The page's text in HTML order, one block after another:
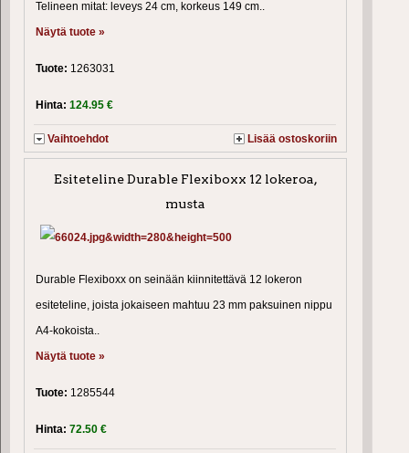
Telineen mitat: leveys 24 cm, korkeus 149 cm..
Näytä tuote »
Tuote: 1263031
Hinta: 124.95 €
Vaihtoehdot Lisää ostoskoriin
Esiteteline Durable Flexiboxx 12 lokeroa,
musta
Durable Flexiboxx on seinään kiinnitettävä 12 lokeron
esiteteline, joista jokaiseen mahtuu 23 mm paksuinen nippu
A4-kokoista..
Näytä tuote »
Tuote: 1285544
Hinta: 72.50 €